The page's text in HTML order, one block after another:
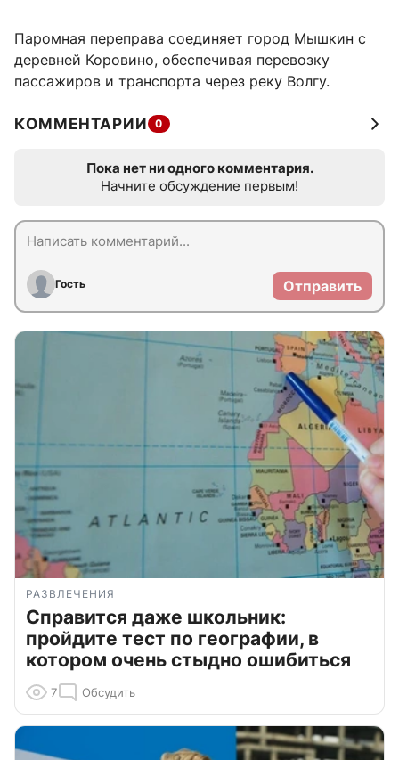
Паромная переправа соединяет город Мышкин с
деревней Коровино, обеспечивая перевозку
пассажиров и транспорта через реку Волгу.
КОММЕНТАРИИ 0
Пока нет ни одного комментария.
Начните обсуждение первым!
Гость Отправить
РАЗВЛЕЧЕНИЯ
Справится даже школьник:
пройдите тест по географии, в
котором очень стыдно ошибиться
7 Обсудить